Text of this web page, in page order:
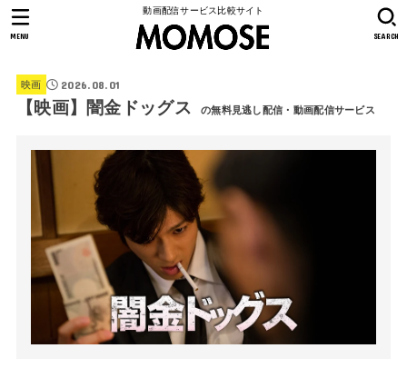
動画配信サービス比較サイト
SEARCH
MENU
映画 2026.08.01
【映画】闇金ドッグス の無料見逃し配信・動画配信サービス